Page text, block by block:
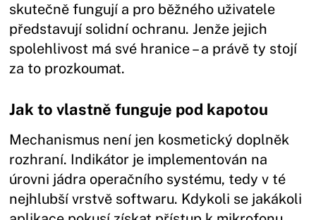
skutečně fungují a pro běžného uživatele
představují solidní ochranu. Jenže jejich
spolehlivost má své hranice – a právě ty stojí
za to prozkoumat.
Jak to vlastně funguje pod kapotou
Mechanismus není jen kosmetický doplněk
rozhraní. Indikátor je implementován na
úrovni jádra operačního systému, tedy v té
nejhlubší vrstvě softwaru. Kdykoli se jakákoli